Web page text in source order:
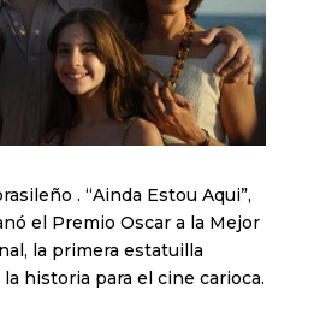
. “Ainda Estou Aqui”,
el Premio Oscar a la Mejor
la primera estatuilla
historia para el cine carioca.